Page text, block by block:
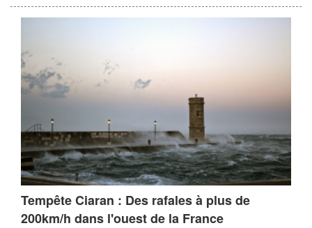
Tempête Ciaran : Des rafales à plus de
200km/h dans l'ouest de la France